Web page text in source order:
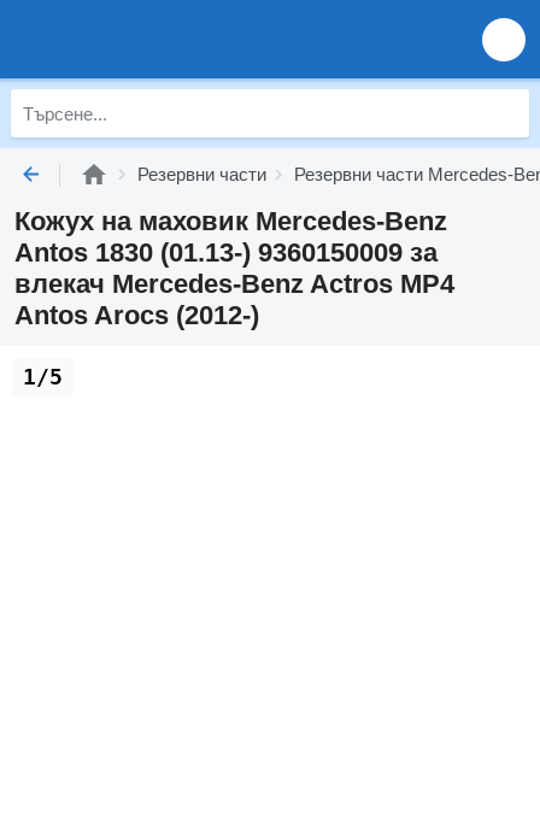
Резервни части Резервни части Mercedes-
Кожух на маховик Mercedes-Benz
Antos 1830 (01.13-) 9360150009 за
влекач Mercedes-Benz Actros MP4
Antos Arocs (2012-)
1/5